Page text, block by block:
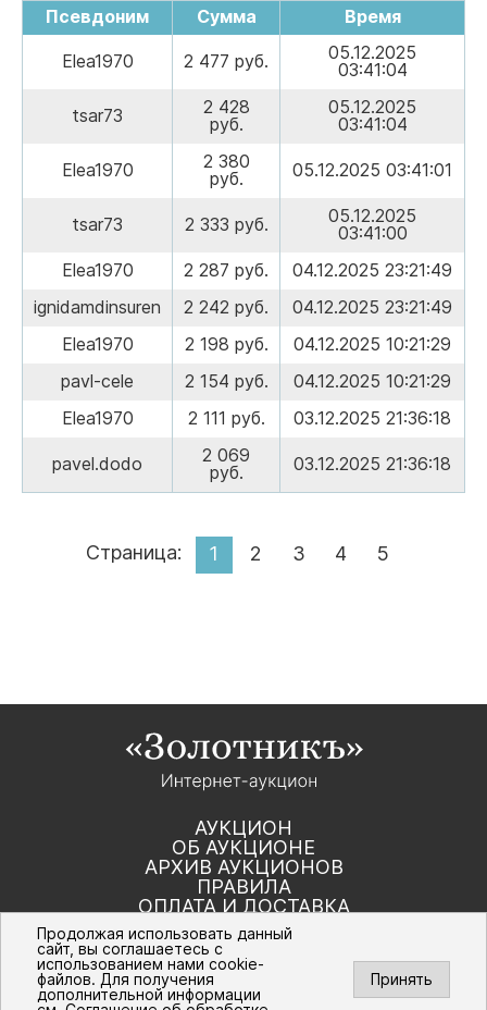
Псевдоним Сумма Время
Elea1970 2 477 руб.
05.12.2025
03:41:04
tsar73
2 428
руб.
05.12.2025
03:41:04
Elea1970
2 380
руб.
05.12.2025 03:41:01
tsar73 2 333 руб.
05.12.2025
03:41:00
Elea1970
2 287 руб.
04.12.2025 23:21:49
ignidamdinsuren
2 242 руб.
04.12.2025 23:21:49
Elea1970
2 198 руб.
04.12.2025 10:21:29
pavl-cele
2 154 руб.
04.12.2025 10:21:29
Elea1970
2 111 руб. 03.12.2025 21:36:18
pavel.dodo
2 069
руб.
03.12.2025 21:36:18
Страница: 1 2 3 4 5
АУКЦИОН
ОБ АУКЦИОНЕ
АРХИВ АУКЦИОНОВ
ПРАВИЛА
ОПЛАТА И ДОСТАВКА
КОНТАКТЫ
Политика компании в отношении обработки
персональных данных
© Интернет-аукцион «Золотник». Все
Продолжая использовать данный
сайт, вы соглашаетесь с
использованием нами cookie-
файлов. Для получения
дополнительной информации
Принять